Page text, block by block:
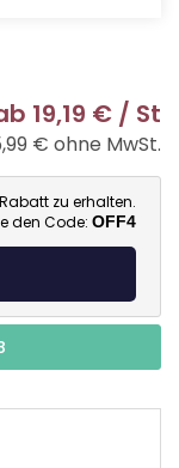
19,19 € / St
€ ohne MwSt.
Rabatt zu erhalten.
den Code: OFF4